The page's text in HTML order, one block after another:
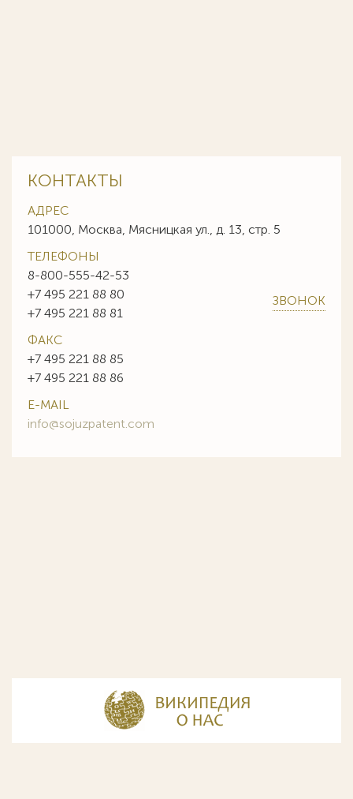
КОНТАКТЫ
АДРЕС
101000, Москва, Мясницкая ул., д. 13, стр. 5
ТЕЛЕФОНЫ
8-800-555-42-53
+7 495 221 88 80
+7 495 221 88 81
ЗВОНОК
ФАКС
+7 495 221 88 85
+7 495 221 88 86
E-MAIL
info@sojuzpatent.com